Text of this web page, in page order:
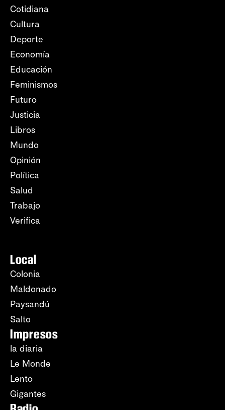
Cotidiana
Cultura
Deporte
Economía
Educación
Feminismos
Futuro
Justicia
Libros
Mundo
Opinión
Política
Salud
Trabajo
Verifica
Local
Colonia
Maldonado
Paysandú
Salto
Impresos
la diaria
Le Monde
Lento
Gigantes